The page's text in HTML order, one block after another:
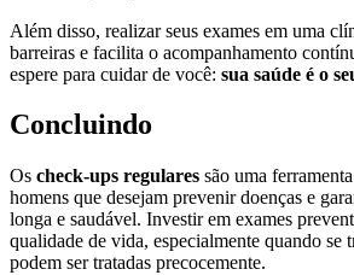
Além disso, realizar seus exames em uma
barreiras e facilita o acompanhamento
espere para cuidar de você: sua saúde é o
Concluindo
Os check-ups regulares são uma
homens que desejam prevenir doenças e
longa e saudável. Investir em exames
qualidade de vida, especialmente quando se
podem ser tratadas precocemente.